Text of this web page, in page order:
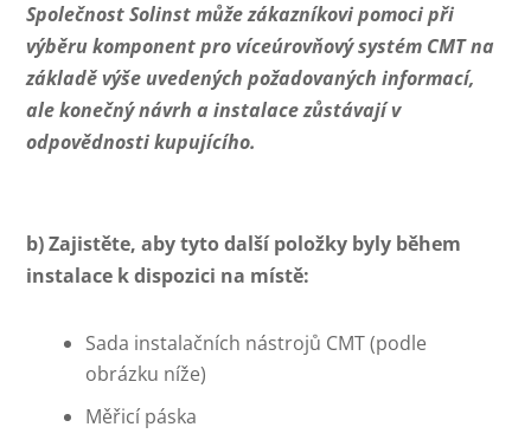
Společnost Solinst může zákazníkovi pomoci při
výběru komponent pro víceúrovňový systém CMT na
základě výše uvedených požadovaných informací,
ale konečný návrh a instalace zůstávají v
odpovědnosti kupujícího.
b) Zajistěte, aby tyto další položky byly během
instalace k dispozici na místě:
Sada instalačních nástrojů CMT (podle
obrázku níže)
Měřicí páska